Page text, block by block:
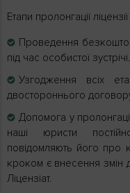
Етапи пролонгації
Проведення
під час особистої зустрічі.
Узгодження всіх
двостороннього
Допомога у
наші юристи
повідомляють його про
кроком є внесення змін
Ліцензіат.